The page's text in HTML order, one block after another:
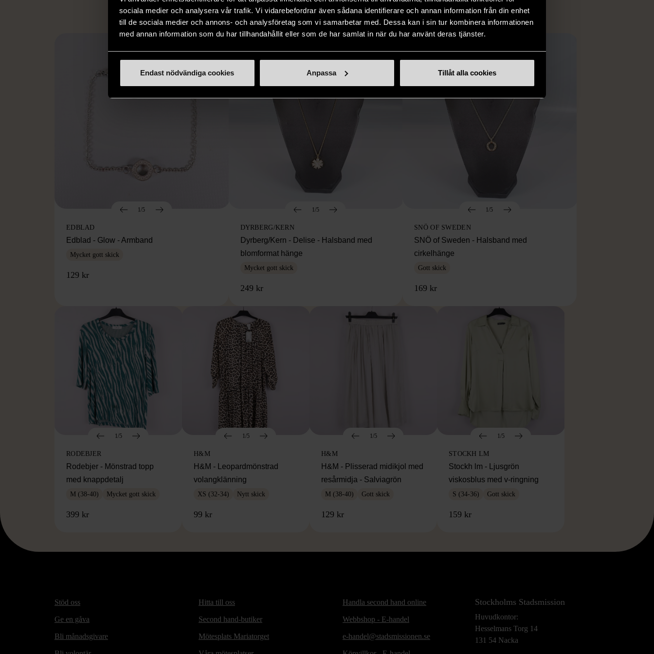
sociala medier och analysera vår trafik. Vi vidarebefordrar även sådana identifierare och annan information från din enhet
till de sociala medier och annons- och analysföretag som vi samarbetar med. Dessa kan i sin tur kombinera informationen
med annan information som du har tillhandahållit eller som de har samlat in när du har använt deras tjänster.
Endast nödvändiga cookies Anpassa Tillåt alla cookies
Hitta produkter som påminner om denna
1/5
EDBLAD
Edblad - Glow - Armband
Mycket gott skick
129 kr
1/5
DYRBERG/KERN
Dyrberg/Kern - Delise - Halsband med
blomformat hänge
Mycket gott skick
249 kr
1/5
SNÖ OF SWEDEN
SNÖ of Sweden - Halsband med
cirkelhänge
Gott skick
169 kr
1/5
RODEBJER
Rodebjer - Mönstrad topp
med knappdetalj
M (38-40) Mycket gott skick
399 kr
1/5
H&M
H&M - Leopardmönstrad
volangklänning
XS (32-34) Nytt skick
99 kr
1/5
H&M
H&M - Plisserad midikjol med
resårmidja - Salviagrön
M (38-40) Gott skick
129 kr
1/5
STOCKH LM
Stockh lm - Ljusgrön
viskosblus med v-ringning
S (34-36) Gott skick
159 kr
Stöd oss
Ge en gåva
Bli månadsgivare
Hitta till oss
Second hand-butiker
Mötesplats Mariatorget
Handla second hand online
Webbshop - E-handel
e-handel@stadsmissionen.se
Stockholms Stadsmission
Huvudkontor:
Hesselmans Torg 14
131 54 Nacka